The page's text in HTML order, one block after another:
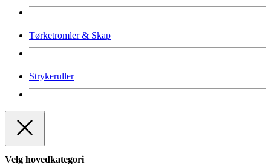
Tørketromler & Skap
Strykeruller
Velg hovedkategori